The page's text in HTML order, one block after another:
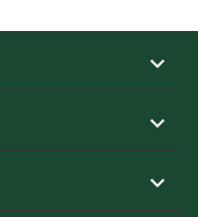


